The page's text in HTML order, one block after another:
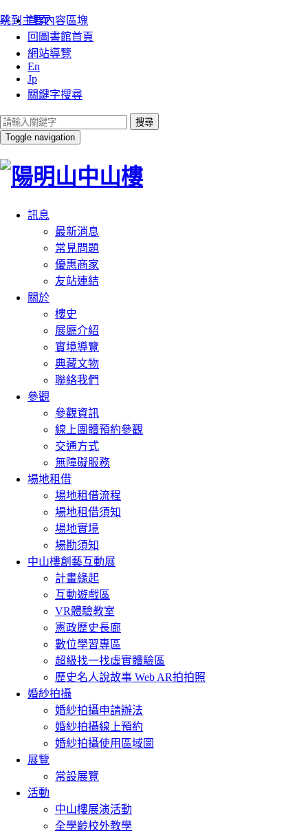
跳到主要內容區塊
:::
首頁
回圖書館首頁
網站導覽
En
Jp
關鍵字搜尋
搜尋
Toggle navigation
訊息
最新消息
常見問題
優惠商家
友站連結
關於
樓史
展廳介紹
實境導覽
典藏文物
聯絡我們
參觀
參觀資訊
線上團體預約參觀
交通方式
無障礙服務
場地租借
場地租借流程
場地租借須知
場地實境
場勘須知
中山樓創藝互動展
計畫緣起
互動遊戲區
VR體驗教室
憲政歷史長廊
數位學習專區
超級找一找虛實體驗區
歷史名人說故事 Web AR拍拍照
婚紗拍攝
婚紗拍攝申請辦法
婚紗拍攝線上預約
婚紗拍攝使用區域圖
展覽
常設展覽
活動
中山樓展演活動
全學齡校外教學